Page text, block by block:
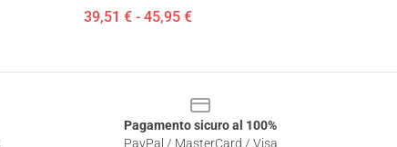
39,51 € - 45,95 €
Pagamento sicuro al 100%
PayPal / MasterCard / Visa